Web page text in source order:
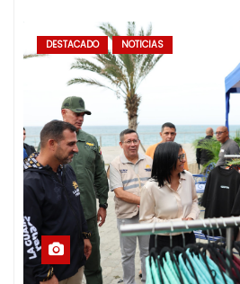
DESTACADO NOTICIAS